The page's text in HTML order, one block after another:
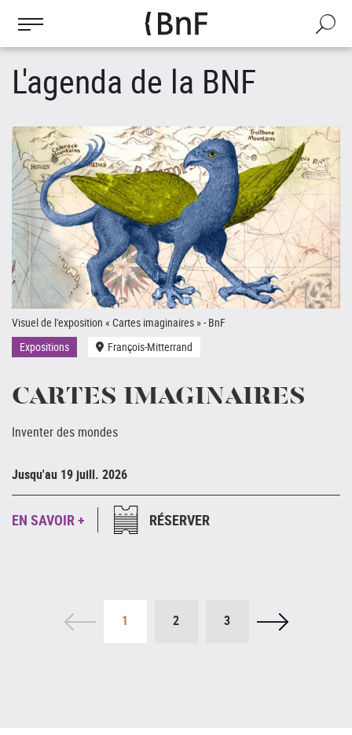
contenu
Recherche
L'agenda de la BNF
Visuel de l'exposition « Cartes imaginaires » - BnF
Expositions
François-Mitterrand
CARTES IMAGINAIRES
Inventer des mondes
Jusqu'au 19 juill. 2026
EN SAVOIR + RÉSERVER
1 2 3